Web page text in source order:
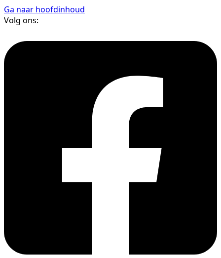
Ga naar hoofdinhoud
Volg ons: